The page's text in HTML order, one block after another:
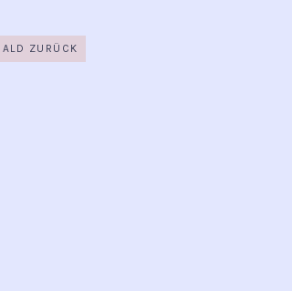
ZURÜCK